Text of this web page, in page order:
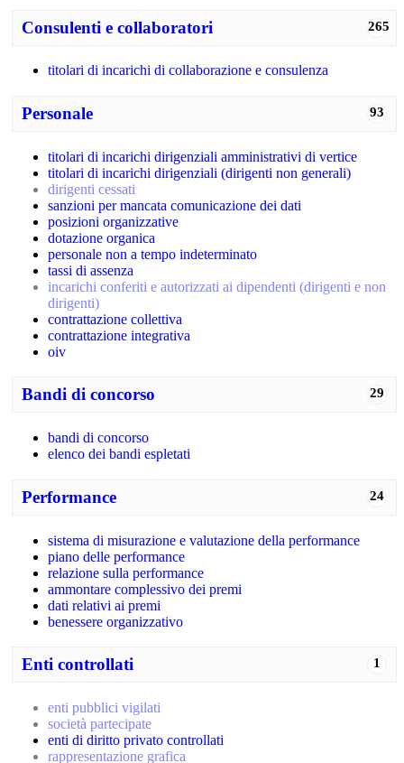
265
Consulenti e collaboratori
titolari di incarichi di collaborazione e consulenza
93
Personale
titolari di incarichi dirigenziali amministrativi di vertice
titolari di incarichi dirigenziali (dirigenti non generali)
dirigenti cessati
sanzioni per mancata comunicazione dei dati
posizioni organizzative
dotazione organica
personale non a tempo indeterminato
tassi di assenza
incarichi conferiti e autorizzati ai dipendenti (dirigenti e non
dirigenti)
contrattazione collettiva
contrattazione integrativa
oiv
29
Bandi di concorso
bandi di concorso
elenco dei bandi espletati
24
Performance
sistema di misurazione e valutazione della performance
piano delle performance
relazione sulla performance
ammontare complessivo dei premi
dati relativi ai premi
benessere organizzativo
1
Enti controllati
enti pubblici vigilati
società partecipate
enti di diritto privato controllati
rappresentazione grafica